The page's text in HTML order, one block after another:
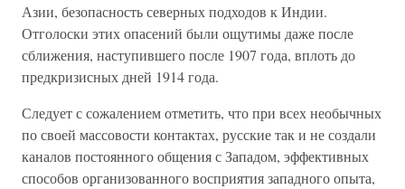
Азии, безопасность северных подходов к Индии.
Отголоски этих опасений были ощутимы даже после
сближения, наступившего после 1907 года, вплоть до
предкризисных дней 1914 года.
Следует с сожалением отметить, что при всех необычных
по своей массовости контактах, русские так и не создали
каналов постоянного общения с Западом, эффективных
способов организованного восприятия западного опыта,